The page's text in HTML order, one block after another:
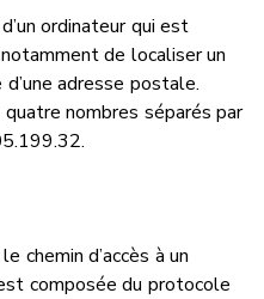
ordinateur qui est
de localiser un
adresse postale.
nombres séparés par
chemin d’accès à un
composée du protocole